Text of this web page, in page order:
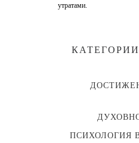
утратами.
ПСИХОЛОГИЯ